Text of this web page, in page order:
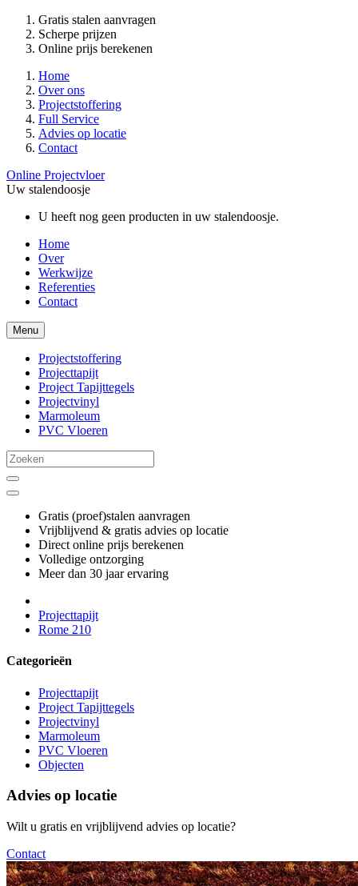
Gratis stalen aanvragen
Scherpe prijzen
Online prijs berekenen
Home
Over ons
Projectstoffering
Full Service
Advies op locatie
Contact
Online Projectvloer
Uw stalendoosje
U heeft nog geen producten in uw stalendoosje.
Home
Over
Werkwijze
Referenties
Contact
Menu
Projectstoffering
Projecttapijt
Project Tapijttegels
Projectvinyl
Marmoleum
PVC Vloeren
Gratis (proef)stalen aanvragen
Vrijblijvend & gratis advies op locatie
Direct online prijs berekenen
Volledige ontzorging
Meer dan 30 jaar ervaring
Projecttapijt
Rome 210
Categorieën
Projecttapijt
Project Tapijttegels
Projectvinyl
Marmoleum
PVC Vloeren
Objecten
Advies op locatie
Wilt u gratis en vrijblijvend advies op locatie?
Contact